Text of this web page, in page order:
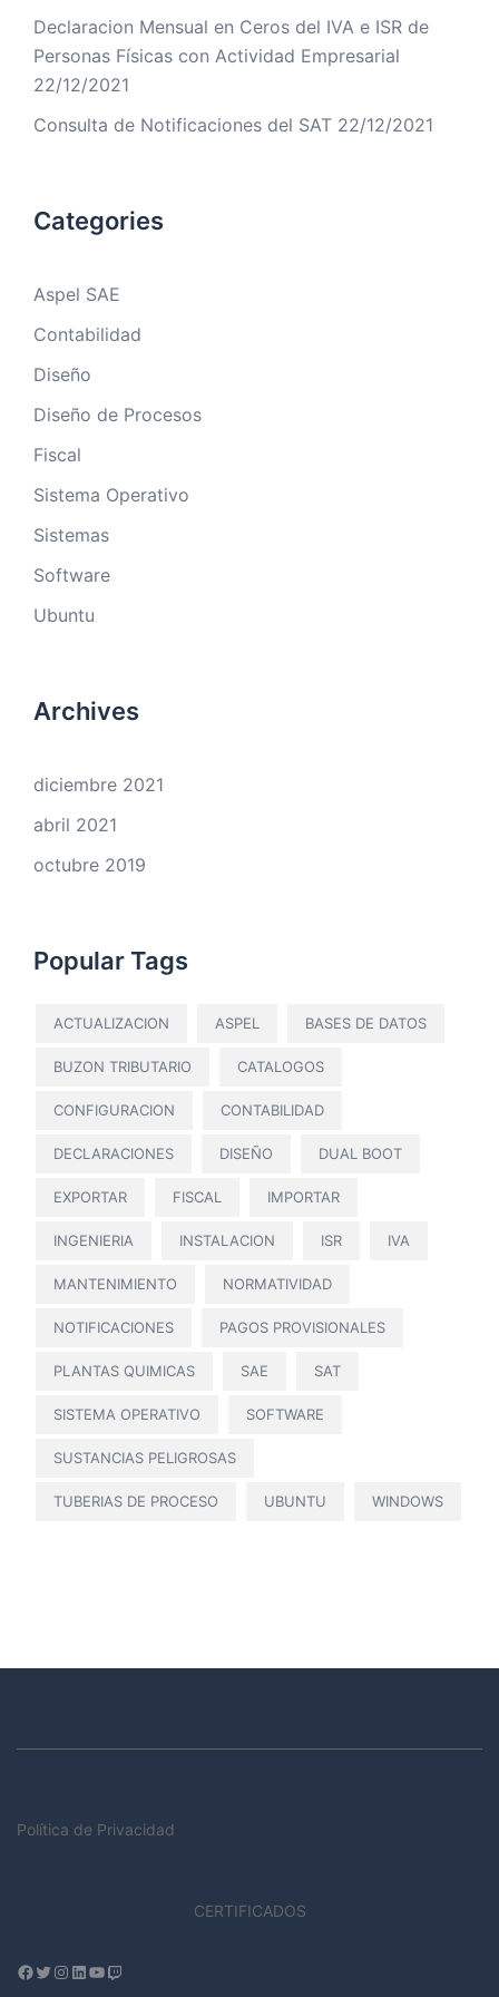
Declaracion Mensual en Ceros del IVA e ISR de
Personas Físicas con Actividad Empresarial
22/12/2021
Consulta de Notificaciones del SAT 22/12/2021
Categories
Aspel SAE
Contabilidad
Diseño
Diseño de Procesos
Fiscal
Sistema Operativo
Sistemas
Software
Ubuntu
Archives
diciembre 2021
abril 2021
octubre 2019
Popular Tags
ACTUALIZACION ASPEL BASES DE DATOS
BUZON TRIBUTARIO CATALOGOS
CONFIGURACION CONTABILIDAD
DECLARACIONES DISEÑO DUAL BOOT
EXPORTAR FISCAL IMPORTAR
INGENIERIA INSTALACION ISR IVA
MANTENIMIENTO NORMATIVIDAD
NOTIFICACIONES PAGOS PROVISIONALES
PLANTAS QUIMICAS SAE SAT
SISTEMA OPERATIVO SOFTWARE
SUSTANCIAS PELIGROSAS
TUBERIAS DE PROCESO UBUNTU WINDOWS
Política de Privacidad
CERTIFICADOS
Facebook
Twitter
Instagram
LinkedIn
YouTube
Twitch